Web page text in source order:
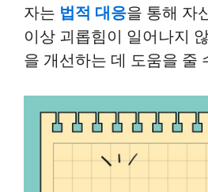
자는 법적 대응을 통해 자
이상 괴롭힘이 일어나지
을 개선하는 데 도움을 줄